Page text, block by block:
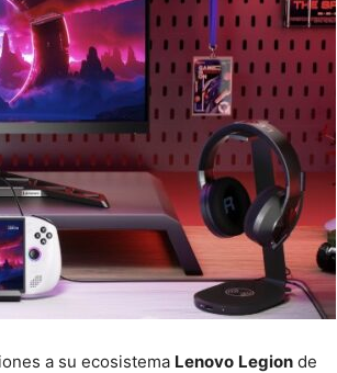
a su ecosistema Lenovo Legion de